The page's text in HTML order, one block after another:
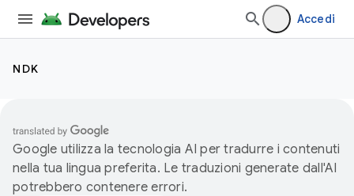
Accedi
NDK
Google utilizza la tecnologia AI per tradurre i contenuti
nella tua lingua preferita. Le traduzioni generate dall'AI
potrebbero contenere errori.